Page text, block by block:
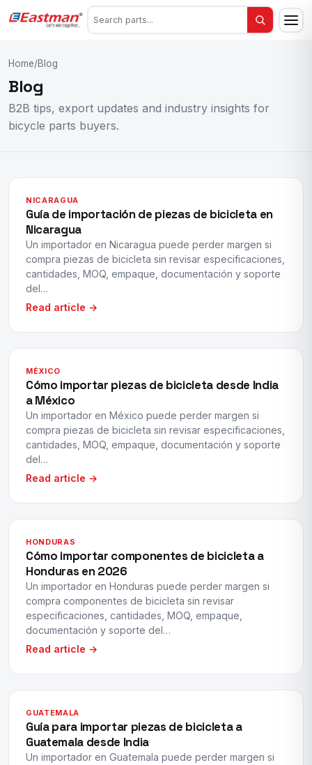
Home/Blog
Blog
B2B tips, export updates and industry insights for
bicycle parts buyers.
NICARAGUA
Guía de importación de piezas de bicicleta en
Nicaragua
Un importador en Nicaragua puede perder margen si
compra piezas de bicicleta sin revisar especificaciones,
cantidades, MOQ, empaque, documentación y soporte
del…
Read article →
MÉXICO
Cómo importar piezas de bicicleta desde India
a México
Un importador en México puede perder margen si
compra piezas de bicicleta sin revisar especificaciones,
cantidades, MOQ, empaque, documentación y soporte
del…
Read article →
HONDURAS
Cómo importar componentes de bicicleta a
Honduras en 2026
Un importador en Honduras puede perder margen si
compra componentes de bicicleta sin revisar
especificaciones, cantidades, MOQ, empaque,
documentación y soporte del…
Read article →
GUATEMALA
Guía para importar piezas de bicicleta a
Guatemala desde India
Un importador en Guatemala puede perder margen si